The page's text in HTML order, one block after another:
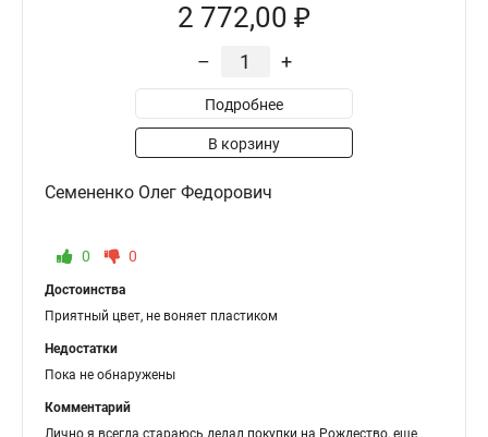
2 772,00 ₽
– +
Подробнее
В корзину
Семененко Олег Федорович
0 0
Достоинства
Приятный цвет, не воняет пластиком
Недостатки
Пока не обнаружены
Комментарий
Лично я всегда стараюсь делал покупки на Рождество, еще